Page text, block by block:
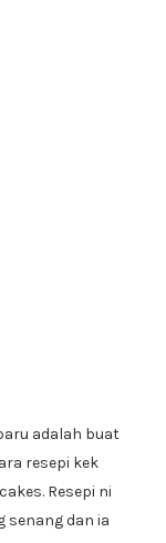
adalah buat
resepi kek
Resepi ni
senang dan ia